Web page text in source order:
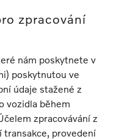
zpracování
nám poskytnete v
poskytnutou ve
údaje stažené z
vozidla během
zpracovávání z
transakce, provedení